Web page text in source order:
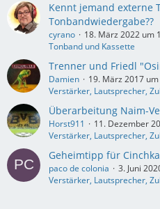
Kennt jemand externe
Tonbandwiedergabe??
cyrano
18. März 2022 um
Tonband und Kassette
Trenner und Friedl
Damien
19. März 2017
Verstärker, Lautsprecher,
Überarbeitung Naim-
Horst911
11. Dezember
Verstärker, Lautsprecher,
Geheimtipp für
paco de colonia
3. Juni
Verstärker, Lautsprecher,